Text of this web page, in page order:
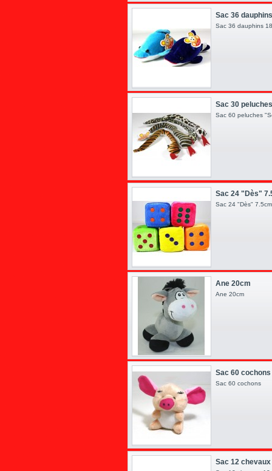
Sac 36
Sac 36 dauphins
Sac 30
Sac 60 peluches
Sac 24 "Dès"
Sac 24 "Dès"
Ane 20cm
Ane 20cm
Sac 60 cochons
Sac 60 cochons
Sac 12